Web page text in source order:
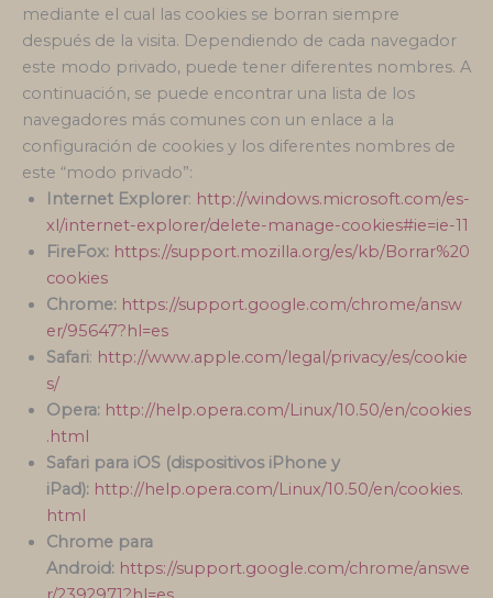
mediante el cual las cookies se borran siempre
después de la visita. Dependiendo de cada navegador
este modo privado, puede tener diferentes nombres. A
continuación, se puede encontrar una lista de los
navegadores más comunes con un enlace a la
configuración de cookies y los diferentes nombres de
este “modo privado”:
Internet Explorer: http://windows.microsoft.com/es-
xl/internet-explorer/delete-manage-cookies#ie=ie-11
FireFox: https://support.mozilla.org/es/kb/Borrar%20
cookies
Chrome: https://support.google.com/chrome/answ
er/95647?hl=es
Safari: http://www.apple.com/legal/privacy/es/cookie
s/
Opera: http://help.opera.com/Linux/10.50/en/cookies
.html
Safari para iOS (dispositivos iPhone y
iPad): http://help.opera.com/Linux/10.50/en/cookies.
html
Chrome para
Android: https://support.google.com/chrome/answe